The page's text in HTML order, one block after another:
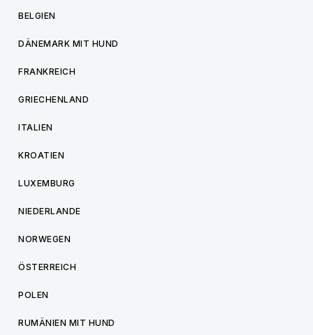
BELGIEN
DÄNEMARK MIT HUND
FRANKREICH
GRIECHENLAND
ITALIEN
KROATIEN
LUXEMBURG
NIEDERLANDE
NORWEGEN
ÖSTERREICH
POLEN
RUMÄNIEN MIT HUND